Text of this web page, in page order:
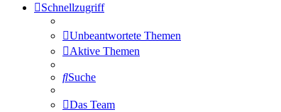
Schnellzugriff
Unbeantwortete Themen
Aktive Themen
Suche
Das Team